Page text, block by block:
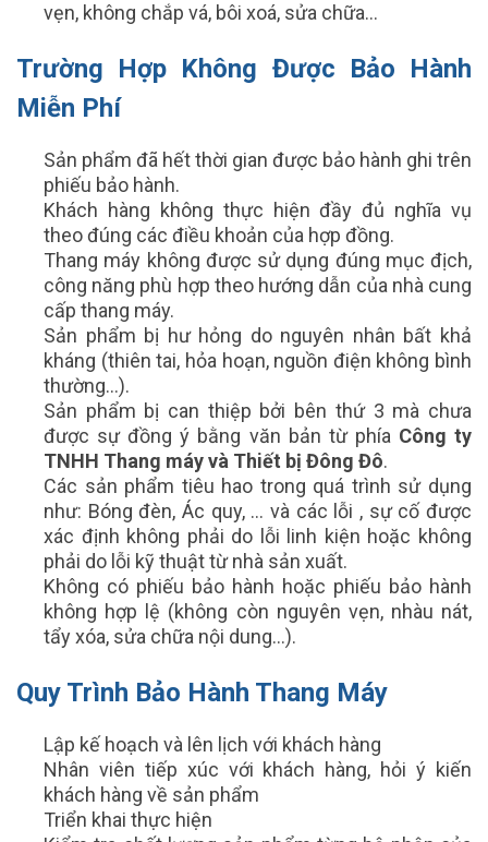
vẹn, không chắp vá, bôi xoá, sửa chữa…
Trường Hợp Không Được Bảo Hành
Miễn Phí
Sản phẩm đã hết thời gian được bảo hành ghi trên
phiếu bảo hành.
Khách hàng không thực hiện đầy đủ nghĩa vụ
theo đúng các điều khoản của hợp đồng.
Thang máy không được sử dụng đúng mục địch,
công năng phù hợp theo hướng dẫn của nhà cung
cấp thang máy.
Sản phẩm bị hư hỏng do nguyên nhân bất khả
kháng (thiên tai, hỏa hoạn, nguồn điện không bình
thường…).
Sản phẩm bị can thiệp bởi bên thứ 3 mà chưa
được sự đồng ý bằng văn bản từ phía Công ty
TNHH Thang máy và Thiết bị Đông Đô.
Các sản phẩm tiêu hao trong quá trình sử dụng
như: Bóng đèn, Ác quy, … và các lỗi , sự cố được
xác định không phải do lỗi linh kiện hoặc không
phải do lỗi kỹ thuật từ nhà sản xuất.
Không có phiếu bảo hành hoặc phiếu bảo hành
không hợp lệ (không còn nguyên vẹn, nhàu nát,
tẩy xóa, sửa chữa nội dung…).
Quy Trình Bảo Hành Thang Máy
Lập kế hoạch và lên lịch với khách hàng
Nhân viên tiếp xúc với khách hàng, hỏi ý kiến
khách hàng về sản phẩm
Triển khai thực hiện